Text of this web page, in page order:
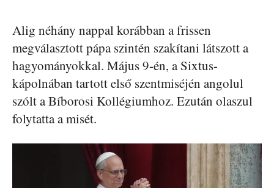
Alig néhány nappal korábban a frissen
megválasztott pápa szintén szakítani látszott a
hagyományokkal. Május 9-én, a Sixtus-
kápolnában tartott első szentmiséjén angolul
szólt a Bíborosi Kollégiumhoz. Ezután olaszul
folytatta a misét.